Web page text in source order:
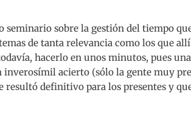
seminario sobre la gestión del tiempo
de tanta relevancia como los que allí
hacerlo en unos minutos, pues una
acierto (sólo la gente muy
definitivo para los presentes y